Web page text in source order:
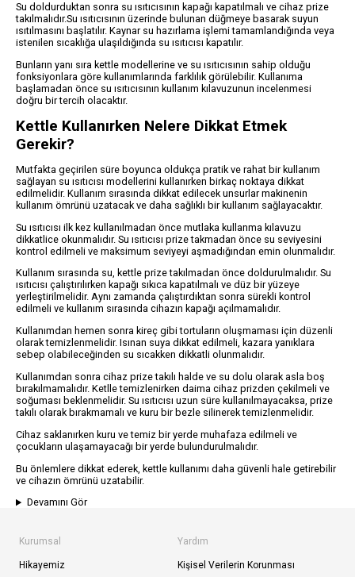
Su doldurduktan sonra su ısıtıcısının kapağı kapatılmalı ve cihaz prize
takılmalıdır.Su ısıtıcısının üzerinde bulunan düğmeye basarak suyun
ısıtılmasını başlatılır. Kaynar su hazırlama işlemi tamamlandığında veya
istenilen sıcaklığa ulaşıldığında su ısıtıcısı kapatılır.
Bunların yanı sıra kettle modellerine ve su ısıtıcısının sahip olduğu
fonksiyonlara göre kullanımlarında farklılık görülebilir. Kullanıma
başlamadan önce su ısıtıcısının kullanım kılavuzunun incelenmesi
doğru bir tercih olacaktır.
Kettle Kullanırken Nelere Dikkat Etmek
Gerekir?
Mutfakta geçirilen süre boyunca oldukça pratik ve rahat bir kullanım
sağlayan su ısıtıcısı modellerini kullanırken birkaç noktaya dikkat
edilmelidir. Kullanım sırasında dikkat edilecek unsurlar makinenin
kullanım ömrünü uzatacak ve daha sağlıklı bir kullanım sağlayacaktır.
Su ısıtıcısı ilk kez kullanılmadan önce mutlaka kullanma kılavuzu
dikkatlice okunmalıdır. Su ısıtıcısı prize takmadan önce su seviyesini
kontrol edilmeli ve maksimum seviyeyi aşmadığından emin olunmalıdır.
Kullanım sırasında su, kettle prize takılmadan önce doldurulmalıdır. Su
ısıtıcısı çalıştırılırken kapağı sıkıca kapatılmalı ve düz bir yüzeye
yerleştirilmelidir. Aynı zamanda çalıştırdıktan sonra sürekli kontrol
edilmeli ve kullanım sırasında cihazın kapağı açılmamalıdır.
Kullanımdan hemen sonra kireç gibi tortuların oluşmaması için düzenli
olarak temizlenmelidir. Isınan suya dikkat edilmeli, kazara yanıklara
sebep olabileceğinden su sıcakken dikkatli olunmalıdır.
Kullanımdan sonra cihaz prize takılı halde ve su dolu olarak asla boş
bırakılmamalıdır. Ketlle temizlenirken daima cihaz prizden çekilmeli ve
soğuması beklenmelidir. Su ısıtıcısı uzun süre kullanılmayacaksa, prize
takılı olarak bırakmamalı ve kuru bir bezle silinerek temizlenmelidir.
Cihaz saklanırken kuru ve temiz bir yerde muhafaza edilmeli ve
çocukların ulaşamayacağı bir yerde bulundurulmalıdır.
Bu önlemlere dikkat ederek, kettle kullanımı daha güvenli hale getirebilir
ve cihazın ömrünü uzatabilir.
Devamını Gör
Kurumsal
Hikayemiz
Yardım
Kişisel Verilerin Korunması